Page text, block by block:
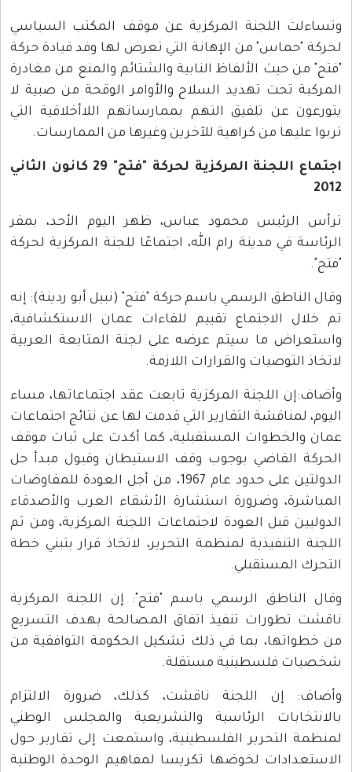
وتساءلت اللجنة المركزية عن موقف المكتب السياسي
لحركة "حماس" من الإهانة التي تعرض لها وفد قيادة حركة
"فتح" من حيث الألفاظ النابية والشتائم والمنع من مغادرة
المركبة تحت تهديد السلاح والأوامر الوقحة من صبية لا
يتورعون عن تلفيق التهم بممارساتهم اللاأخلاقية التي
تربوا عليها من كراهية للآخرين وغيرها من الممارسات.
اجتماع اللجنة المركزية لحركة "فتح" 29 كانون الثاني
2012
ترأس الرئيس محمود عباس، ظهر اليوم الأحد، بمقر
الرئاسة في مدينة رام الله، اجتماعًا للجنة المركزية لحركة
"فتح".
وقال الناطق الرسمي باسم حركة "فتح" (نبيل أبو ردينة): إنه
تم خلال الاجتماع تقييم للقاءات عمان الاستكشافية،
واستعراض ما سيتم عرضه على لجنة المتابعة العربية
لاتخاذ التوصيات والقرارات اللازمة.
وأضاف:إن اللجنة المركزية تابعت عقد اجتماعاتها، مساء
اليوم، لمناقشة التقارير التي قدمت لها عن نتائج اجتماعات
عمان والخطوات المستقبلية، كما أكدت على ثبات موقف
الحركة القاضي بوجوب وقف الاستيطان وقبول مبدأ حل
الدولتين على حدود عام 1967، من أجل العودة للمفاوضات
المباشرة، وضرورة استشارة الأشقاء العرب والأصدقاء
الدوليين قبل العودة لاجتماعات اللجنة المركزية، ومن ثم
اللجنة التنفيذية لمنظمة التحرير، لاتخاذ قرار بتبني خطة
التحرك المستقبلي.
وقال الناطق الرسمي باسم "فتح": إن اللجنة المركزية
ناقشت تطورات تنفيذ اتفاق المصالحة بهدف التسريع
من خطواتها، بما في ذلك تشكيل الحكومة التوافقية من
شخصيات فلسطينية مستقلة.
وأضاف: إن اللجنة ناقشت، كذلك، ضرورة الالتزام
بالانتخابات الرئاسية والتشريعية والمجلس الوطني
لمنظمة التحرير الفلسطينية، واستمعت إلى تقارير حول
الاستعدادات لخوضها تكريسا لمفاهيم الوحدة الوطنية